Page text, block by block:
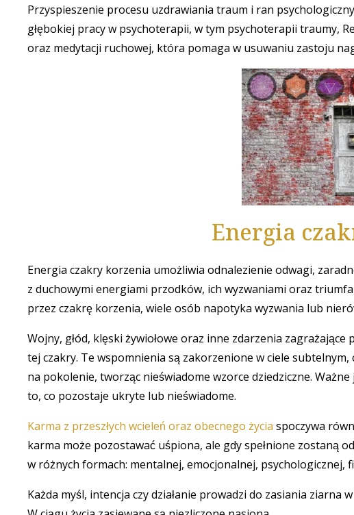
Przyspieszenie procesu uzdrawiania traum i ran
głębokiej pracy w psychoterapii, w tym psychoterapii traumy,
oraz medytacji ruchowej, która pomaga w usuwaniu zastoju
Energia
Energia czakry korzenia umożliwia odnalezienie odwagi,
z duchowymi energiami przodków, ich wyzwaniami oraz
przez czakrę korzenia, wiele osób napotyka wyzwania lub
Wojny, głód, klęski żywiołowe oraz inne zdarzenia
tej czakry. Te wspomnienia są zakorzenione w ciele
na pokolenie, tworząc nieświadome wzorce dziedziczne.
to, co pozostaje ukryte lub nieświadome.
Karma z przeszłych wcieleń oraz obecnego życia spoczywa
karma może pozostawać uśpiona, ale gdy spełnione zostaną
w różnych formach: mentalnej, emocjonalnej, psychologicznej,
Każda myśl, intencja czy działanie prowadzi do zasiania